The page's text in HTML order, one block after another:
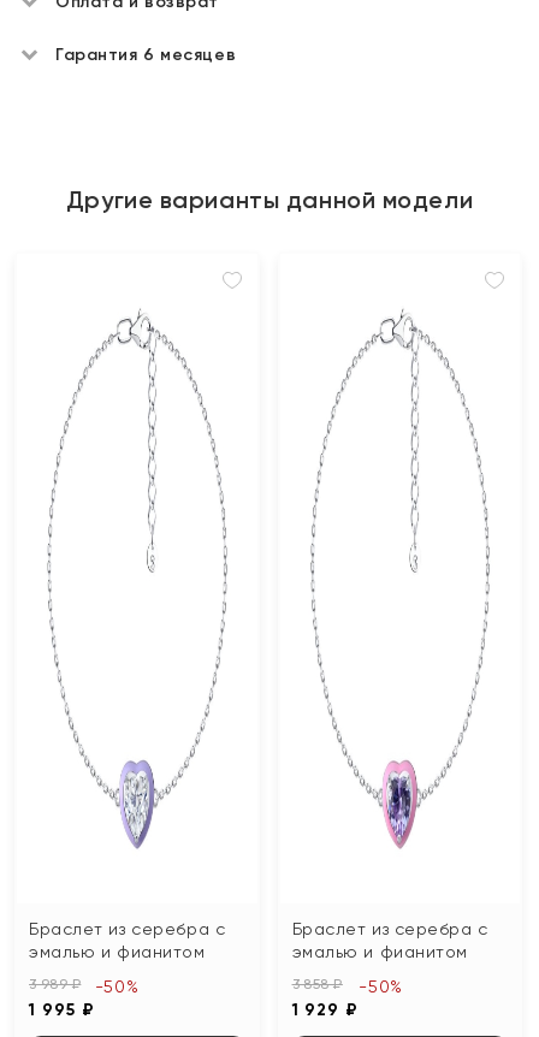
Гарантия 6 месяцев
Другие варианты данной модели
Браслет из серебра с
эмалью и фианитом
3 989 ₽
1 995 ₽
-50%
Браслет из серебра с
эмалью и фианитом
3 858 ₽
1 929 ₽
-50%